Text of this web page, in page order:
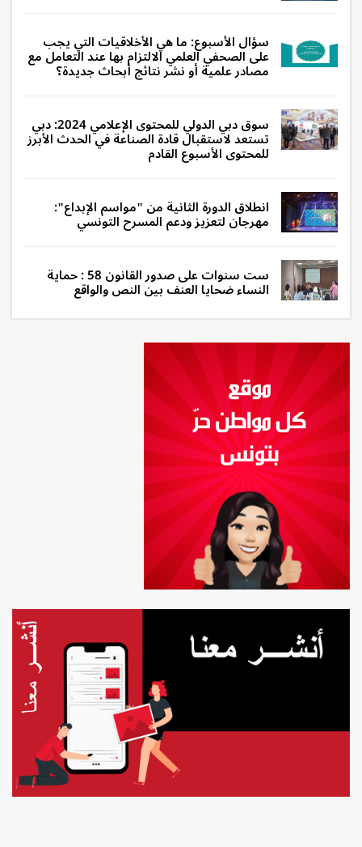
سؤال الأسبوع: ما هي الأخلاقيات التي يجب
على الصحفي العلمي الالتزام بها عند التعامل مع
مصادر علمية أو نشر نتائج أبحاث جديدة؟
سوق دبي الدولي للمحتوى الإعلامي 2024: دبي
تستعد لاستقبال قادة الصناعة في الحدث الأبرز
للمحتوى الأسبوع القادم
انطلاق الدورة الثانية من "مواسم الإبداع":
مهرجان لتعزيز ودعم المسرح التونسي
ست سنوات على صدور القانون 58 : حماية
النساء ضحايا العنف بين النص والواقع